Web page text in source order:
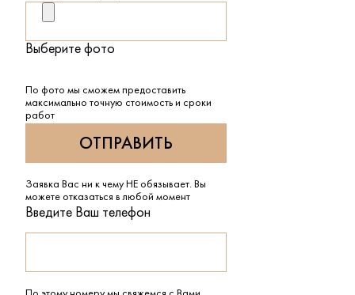
Выберите фото
По фото мы сможем предоставить
максимально точную стоимость и сроки
работ
Заявка Вас ни к чему НЕ обязывает. Вы
можете отказаться в любой момент
Введите Ваш телефон